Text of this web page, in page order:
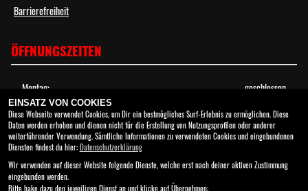
Barrierefreiheit
ÖFFNUNGSZEITEN
Montag:
geschlossen
Dienstag:
Mittwoch:
08:30 - 17:00
Donnerstag:
08:30 - 17:00
Freitag:
Samstag:
10:00 - 13:00
Sonntag:
EINSATZ VON COOKIES
Diese Webseite verwendet Cookies, um Dir ein bestmögliches Surf-Erlebnis zu ermöglichen. Diese
Daten werden erhoben und dienen nicht für die Erstellung von Nutzungsprofilen oder anderer
weiterführender Verwendung. Sämtliche Informationen zu verwendeten Cookies und eingebundenen
Diensten findest du hier:Datenschutzerklärung
Wir verwenden auf dieser Website folgende Dienste, welche erst nach deiner aktiven Zustimmung
eingebunden werden.
Bitte hake dazu den jeweiligen Dienst an und klicke auf Übernehmen: